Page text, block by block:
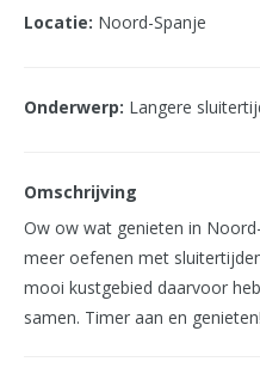
Locatie: Noord-Spanje
Onderwerp: Langere
Omschrijving
Ow ow wat genieten in
meer oefenen met
mooi kustgebied daarvoor
samen. Timer aan en genieten!